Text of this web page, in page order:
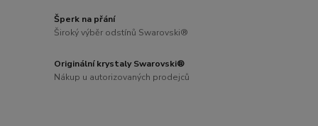
Šperk na přání
Široký výběr odstínů Swarovski®
Originální krystaly Swarovski®
Nákup u autorizovaných prodejců